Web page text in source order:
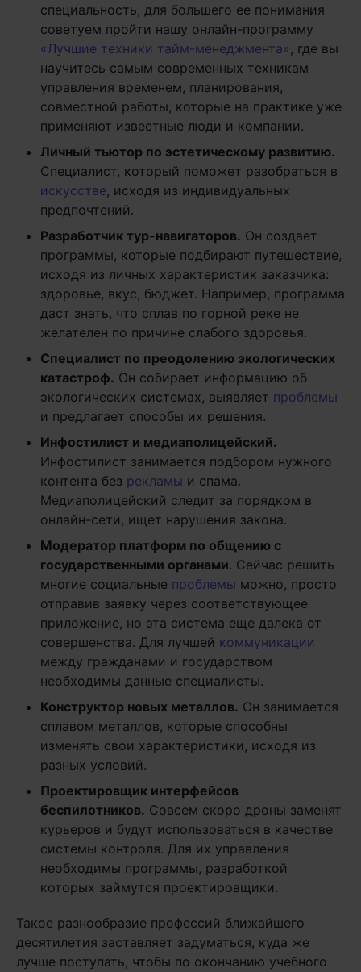
специальность, для большего ее понимания
советуем пройти нашу онлайн-программу
«Лучшие техники тайм-менеджмента» , где вы
научитесь самым современных техникам
управления временем, планирования,
совместной работы, которые на практике уже
применяют известные люди и компании.
Личный тьютор по эстетическому развитию.
Специалист, который поможет разобраться в
искусстве, исходя из индивидуальных
предпочтений.
Разработчик тур-навигаторов. Он создает
программы, которые подбирают путешествие,
исходя из личных характеристик заказчика:
здоровье, вкус, бюджет. Например, программа
даст знать, что сплав по горной реке не
желателен по причине слабого здоровья.
Специалист по преодолению экологических
катастроф. Он собирает информацию об
экологических системах, выявляет проблемы
и предлагает способы их решения.
Инфостилист и медиаполицейский.
Инфостилист занимается подбором нужного
контента без рекламы и спама.
Медиаполицейский следит за порядком в
онлайн-сети, ищет нарушения закона.
Модератор платформ по общению с
государственными органами. Сейчас решить
многие социальные проблемы можно, просто
отправив заявку через соответствующее
приложение, но эта система еще далека от
совершенства. Для лучшей коммуникации
между гражданами и государством
необходимы данные специалисты.
Конструктор новых металлов. Он занимается
сплавом металлов, которые способны
изменять свои характеристики, исходя из
разных условий.
Проектировщик интерфейсов
беспилотников. Совсем скоро дроны заменят
курьеров и будут использоваться в качестве
системы контроля. Для их управления
необходимы программы, разработкой
которых займутся проектировщики.
Такое разнообразие профессий ближайшего
десятилетия заставляет задуматься, куда же
лучше поступать, чтобы по окончанию учебного